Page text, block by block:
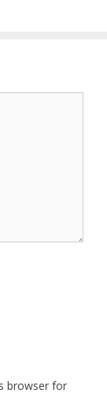
browser for